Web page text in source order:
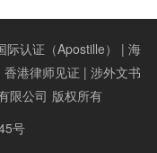
际认证（Apostille） | 海
港律师见证 | 涉外文书
限公司 版权所有
号